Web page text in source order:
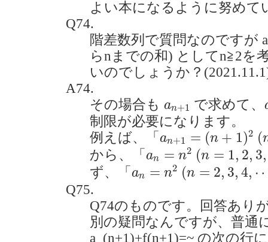
よい本になるように努めて
Q74.
階差数列で質問なのですが
らnまでの和) としてn≧2を
いのでしょうか？
A74.
その場合も an+1
an +1 で求めて、
制限が必要になります。
例えば、「 an+1 = (n + 1)2
an+1 = n+ 1) 2 (
(
から、「 an = n2
=n 2 (n = 1, 2, 3,
( n= ,2 3, ⋯
ず、「 an = n2
=n (n = 2, 3, 4,
( = 3, 4,⋯ )
Q75.
Q74のものです。回答あり
別の疑問なんですが、普通
a_(n+1)+f(n+1)=~ の次の行